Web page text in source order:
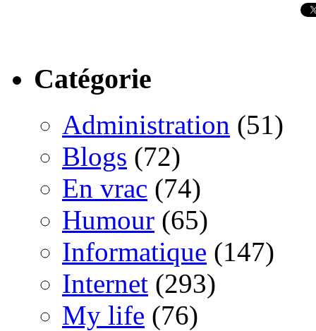
Catégorie
Administration (51)
Blogs (72)
En vrac (74)
Humour (65)
Informatique (147)
Internet (293)
My life (76)